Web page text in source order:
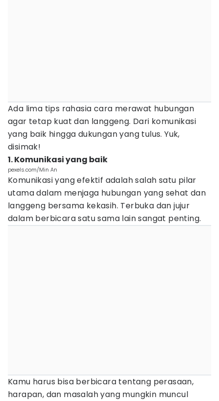
Ada lima tips rahasia cara merawat hubungan
agar tetap kuat dan langgeng. Dari komunikasi
yang baik hingga dukungan yang tulus. Yuk,
disimak!
1. Komunikasi yang baik
pexels.com/Min An
Komunikasi yang efektif adalah salah satu pilar
utama dalam menjaga hubungan yang sehat dan
langgeng bersama kekasih. Terbuka dan jujur
dalam berbicara satu sama lain sangat penting.
Kamu harus bisa berbicara tentang perasaan,
harapan, dan masalah yang mungkin muncul